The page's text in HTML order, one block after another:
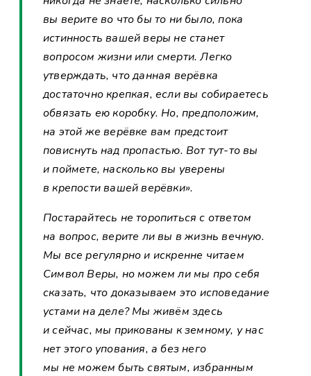
вы верите во что бы то ни было, пока
истинность вашей веры не станет
вопросом жизни или смерти. Легко
утверждать, что данная верёвка
достаточно крепкая, если вы собираетесь
обвязать ею коробку. Но, предположим,
на этой же верёвке вам предстоит
повиснуть над пропастью. Вот тут-то вы
и поймете, насколько вы уверены
в крепости вашей верёвки».
Постарайтесь не торопиться с ответом
на вопрос, верите ли вы в жизнь вечную.
Мы все регулярно и искренне читаем
Символ Веры, но можем ли мы про себя
сказать, что доказываем это исповедание
устами на деле? Мы живём здесь
и сейчас, мы прикованы к земному, у нас
нет этого упования, а без него
мы не можем быть святым, избранным